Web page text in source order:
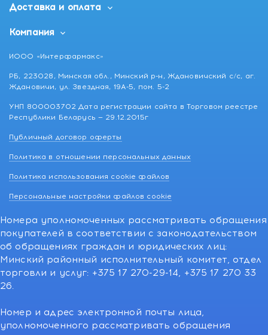
Доставка и оплата
Компания
ИООО «Интерфармакс»
РБ, 223028, Минская обл., Минский р-н, Ждановичский с/с, аг.
Ждановичи, ул. Звездная, 19А-5, пом. 5-2
УНП 800003702 Дата регистрации сайта в Торговом реестре
Республики Беларусь — 29.12.2015г
Публичный договор оферты
Политика в отношении персональных данных
Политика использования cookie файлов
Персональные настройки файлов cookie
Номера уполномоченных рассматривать обращения
покупателей в соответствии с законодательством
об обращениях граждан и юридических лиц:
Минский районный исполнительный комитет, отдел
торговли и услуг: +375 17 270-29-14, +375 17 270 33
26.
Номер и адрес электронной почты лица,
уполномоченного рассматривать обращения